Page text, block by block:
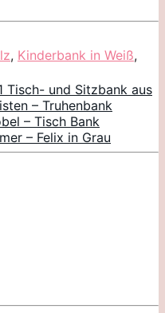
, Kinderbank in Weiß,
Tisch- und Sitzbank aus
– Truhenbank
– Tisch Bank
– Felix in Grau